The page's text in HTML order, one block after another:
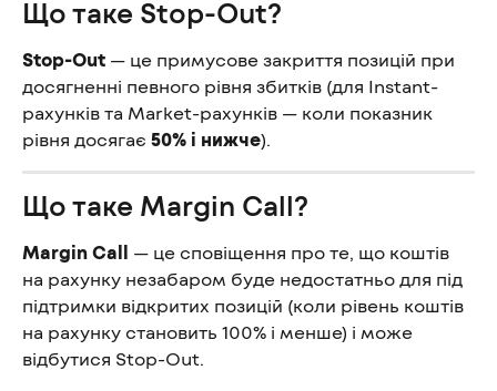
Що таке Stop-Out?
Stop-Out — це примусове закриття позицій при
досягненні певного рівня збитків (для Instant-
рахунків та Market-рахунків — коли показник
рівня досягає 50% і нижче).
Що таке Margin Call?
Margin Call — це сповіщення про те, що коштів
на рахунку незабаром буде недостатньо для під
підтримки відкритих позицій (коли рівень коштів
на рахунку становить 100% і менше) і може
відбутися Stop-Out.